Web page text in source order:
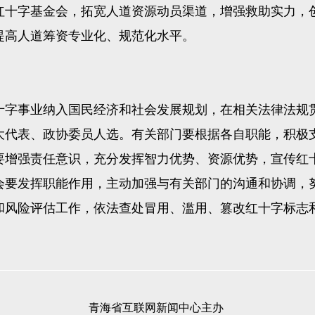
字基金会，拓宽人道资源动员渠道，增强救助实力
人道筹资专业化、规范化水平。
业纳入国民经济和社会发展规划，在相关法律法规
表、政协委员人选。有关部门要根据各自职能，积
强责任意识，充分发挥智力优势、资源优势，宣传
发挥职能作用，主动加强与有关部门的沟通和协调
险评估工作，依法查处冒用、滥用、篡改红十字标
青海省互联网新闻中心主办